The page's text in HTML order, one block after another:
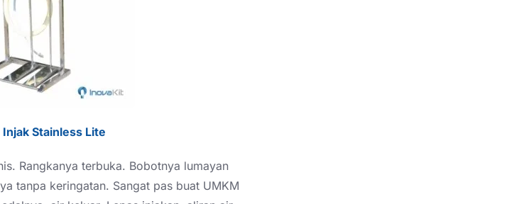
Stainless Lite
Rangkanya terbuka. Bobotnya lumayan
tanpa keringatan. Sangat pas buat UMKM